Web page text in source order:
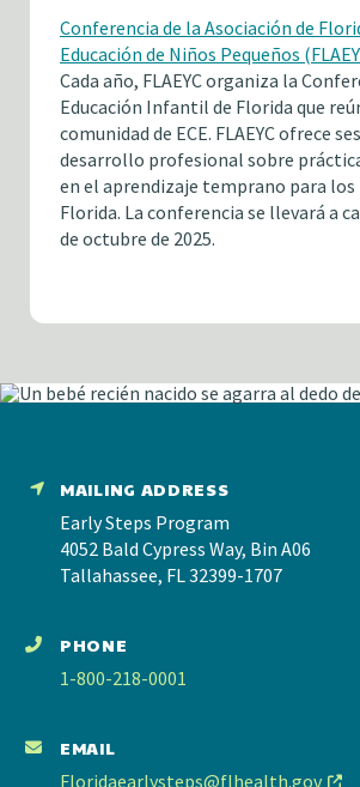
Conferencia de la Asociación de
Educación de Niños Pequeños
Cada año, FLAEYC organiza la
Educación Infantil de Florida que
comunidad de ECE. FLAEYC ofrece
desarrollo profesional sobre
en el aprendizaje temprano para los
Florida. La conferencia se llevará a
de octubre de 2025.
MAILING ADDRESS
Early Steps Program
4052 Bald Cypress Way, Bin A06
Tallahassee, FL 32399-1707
PHONE
1-800-218-0001
EMAIL
Floridaearlysteps@flhealth.gov